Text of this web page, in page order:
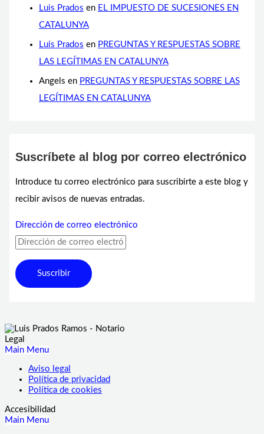
Luis Prados en EL IMPUESTO DE SUCESIONES EN
CATALUNYA
Luis Prados en PREGUNTAS Y RESPUESTAS SOBRE
LAS LEGÍTIMAS EN CATALUNYA
Angels en PREGUNTAS Y RESPUESTAS SOBRE LAS
LEGÍTIMAS EN CATALUNYA
Suscríbete al blog por correo electrónico
Introduce tu correo electrónico para suscribirte a este blog y
recibir avisos de nuevas entradas.
Dirección de correo electrónico
Suscribir
Legal
Main Menu
Aviso legal
Política de privacidad
Política de cookies
Accesibilidad
Main Menu